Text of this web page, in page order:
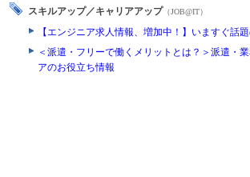
スキルアップ／キャリアアップ （JOB@IT）
【エンジニア求人情報、増加中！】いますぐ話
＜派遣・フリーで働くメリットとは？＞派遣・
アのお役立ち情報